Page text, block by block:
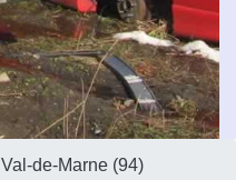
Val-de-Marne (94)